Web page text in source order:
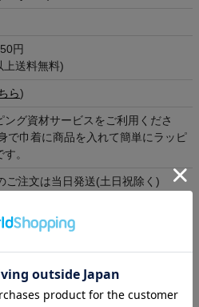
円
上送料無料)
ら)
ング資材サービスをご利用くださ
で巾着に商品を入れて簡単にラッピ
。
ご注文は当日発送(土日祝除く)